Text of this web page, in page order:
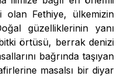
olan Fethiye, ülkemizin
güzelliklerinin yanı
örtüsü, berrak denizi
bağrında taşıyan
masalsı bir diyar